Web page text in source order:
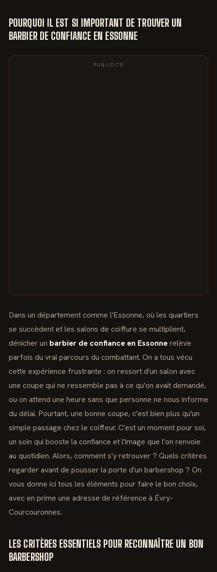
POURQUOI IL EST SI IMPORTANT DE TROUVER UN
BARBIER DE CONFIANCE EN ESSONNE
PUBLICITÉ
Dans un département comme l'Essonne, où les quartiers
se succèdent et les salons de coiffure se multiplient,
dénicher un barbier de confiance en Essonnerelève
parfois du vrai parcours du combattant. On a tous vécu
cette expérience frustrante : on ressort d'un salon avec
une coupe qui ne ressemble pas à ce qu'on avait demandé,
ou on attend une heure sans que personne ne nous informe
du délai. Pourtant, une bonne coupe, c'est bien plus qu'un
simple passage chez le coiffeur. C'est un moment pour soi,
un soin qui booste la confiance et l'image que l'on renvoie
au quotidien. Alors, comment s'y retrouver ? Quels critères
regarder avant de pousser la porte d'un barbershop ? On
vous donne ici tous les éléments pour faire le bon choix,
avec en prime une adresse de référence à Évry-
Courcouronnes.
LES CRITÈRES ESSENTIELS POUR RECONNAÎTRE UN BON
BARBERSHOP